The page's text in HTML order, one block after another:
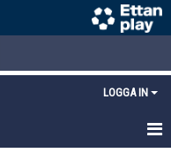
LOGGA IN